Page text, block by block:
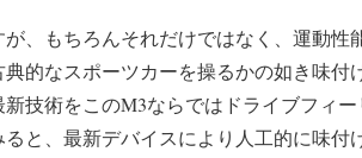
、もちろんそれだけではなく、運動
的なスポーツカーを操るかの如き味
技術をこのM3ならではドライブフィ
と、最新デバイスにより人工的に味